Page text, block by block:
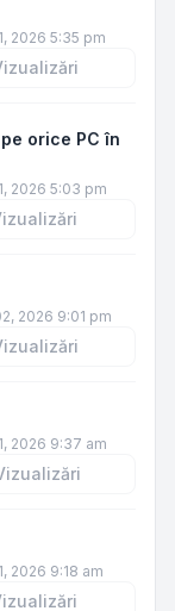
2026 5:35 pm
orice PC în
2026 5:03 pm
2026 9:01 pm
2026 9:37 am
2026 9:18 am